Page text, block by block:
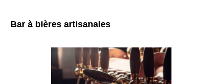
Bar à bières artisanales